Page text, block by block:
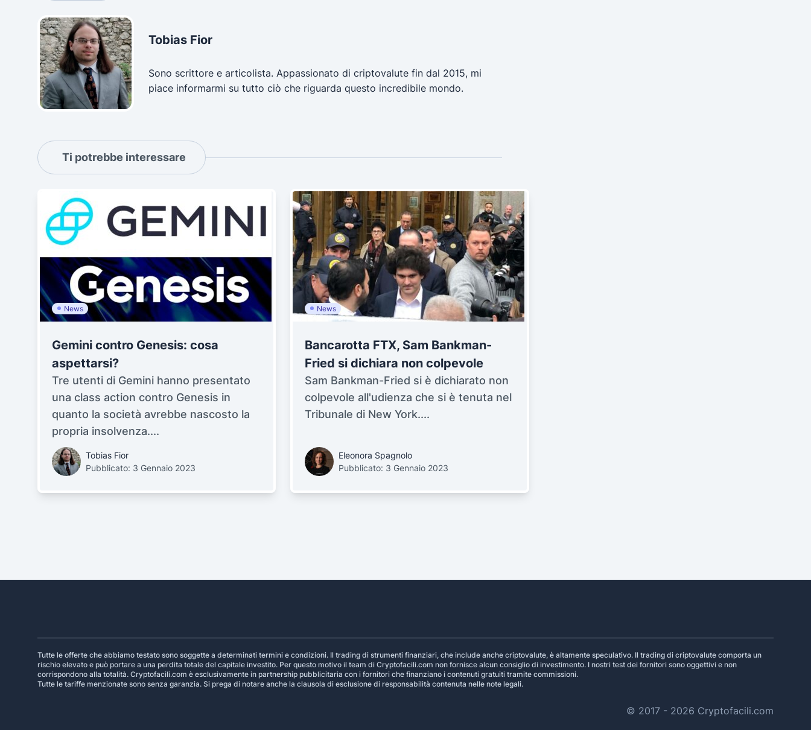
Tobias Fior
Sono scrittore e articolista. Appassionato di criptovalute fin dal 2015, mi
piace informarmi su tutto ciò che riguarda questo incredibile mondo.
Ti potrebbe interessare
News
Gemini contro Genesis: cosa
aspettarsi?
Tre utenti di Gemini hanno presentato
una class action contro Genesis in
quanto la società avrebbe nascosto la
propria insolvenza....
Tobias Fior
Pubblicato: 3 Gennaio 2023
News
Bancarotta FTX, Sam Bankman-
Fried si dichiara non colpevole
Sam Bankman-Fried si è dichiarato non
colpevole all'udienza che si è tenuta nel
Tribunale di New York....
Eleonora Spagnolo
Pubblicato: 3 Gennaio 2023
Tutte le offerte che abbiamo testato sono soggette a determinati termini e condizioni. Il trading di strumenti finanziari, che include anche criptovalute, è altamente speculativo. Il trading di criptovalute comporta un
rischio elevato e può portare a una perdita totale del capitale investito. Per questo motivo il team di Cryptofacili.com non fornisce alcun consiglio di investimento. I nostri test dei fornitori sono oggettivi e non
corrispondono alla totalità. Cryptofacili.com è esclusivamente in partnership pubblicitaria con i fornitori che finanziano i contenuti gratuiti tramite commissioni.
Tutte le tariffe menzionate sono senza garanzia. Si prega di notare anche la clausola di esclusione di responsabilità contenuta nelle note legali.
© 2017 - 2026 Cryptofacili.com